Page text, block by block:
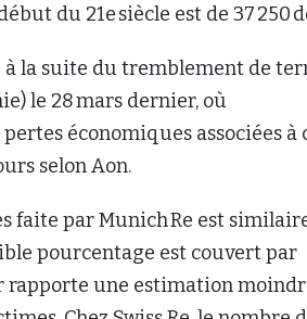
du 21e siècle est de 37 250
à la suite du tremblement de
le 28 mars dernier, où
économiques associées à
selon Aon.
faite par Munich Re est
pourcentage est couvert par
rapporte une estimation